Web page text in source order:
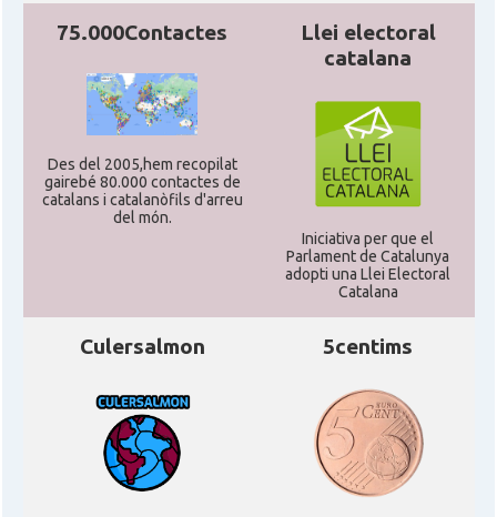
75.000Contactes
Des del 2005,hem recopilat
gairebé 80.000 contactes de
catalans i catalanòfils d'arreu
del món.
Llei electoral
catalana
Iniciativa per que el
Parlament de Catalunya
adopti una Llei Electoral
Catalana
Culersalmon 5centims